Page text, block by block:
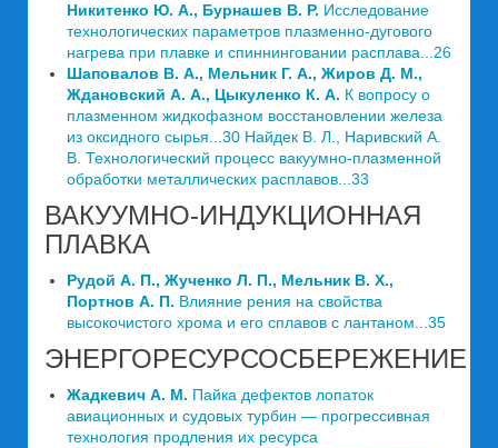
Никитенко Ю. А., Бурнашев В. Р. Исследование
технологических параметров плазменно-дугового
нагрева при плавке и спиннинговании расплава...26
Шаповалов В. А., Мельник Г. А., Жиров Д. М.,
Ждановский А. А., Цыкуленко К. А. К вопросу о
плазменном жидкофазном восстановлении железа
из оксидного сырья...30 Найдек В. Л., Наривский А.
В. Технологический процесс вакуумно-плазменной
обработки металлических расплавов...33
ВАКУУМНО-ИНДУКЦИОННАЯ
ПЛАВКА
Рудой А. П., Жученко Л. П., Мельник В. Х.,
Портнов А. П. Влияние рения на свойства
высокочистого хрома и его сплавов с лантаном...35
ЭНЕРГОРЕСУРСОСБЕРЕЖЕНИЕ
Жадкевич А. М. Пайка дефектов лопаток
авиационных и судовых турбин — прогрессивная
технология продления их ресурса